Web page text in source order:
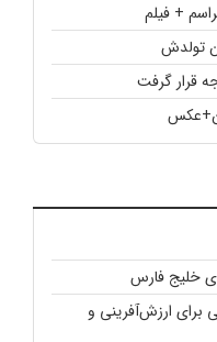
+ فیلم
تولدش
قرار گرفت
برای ارزش‌آفرینی و